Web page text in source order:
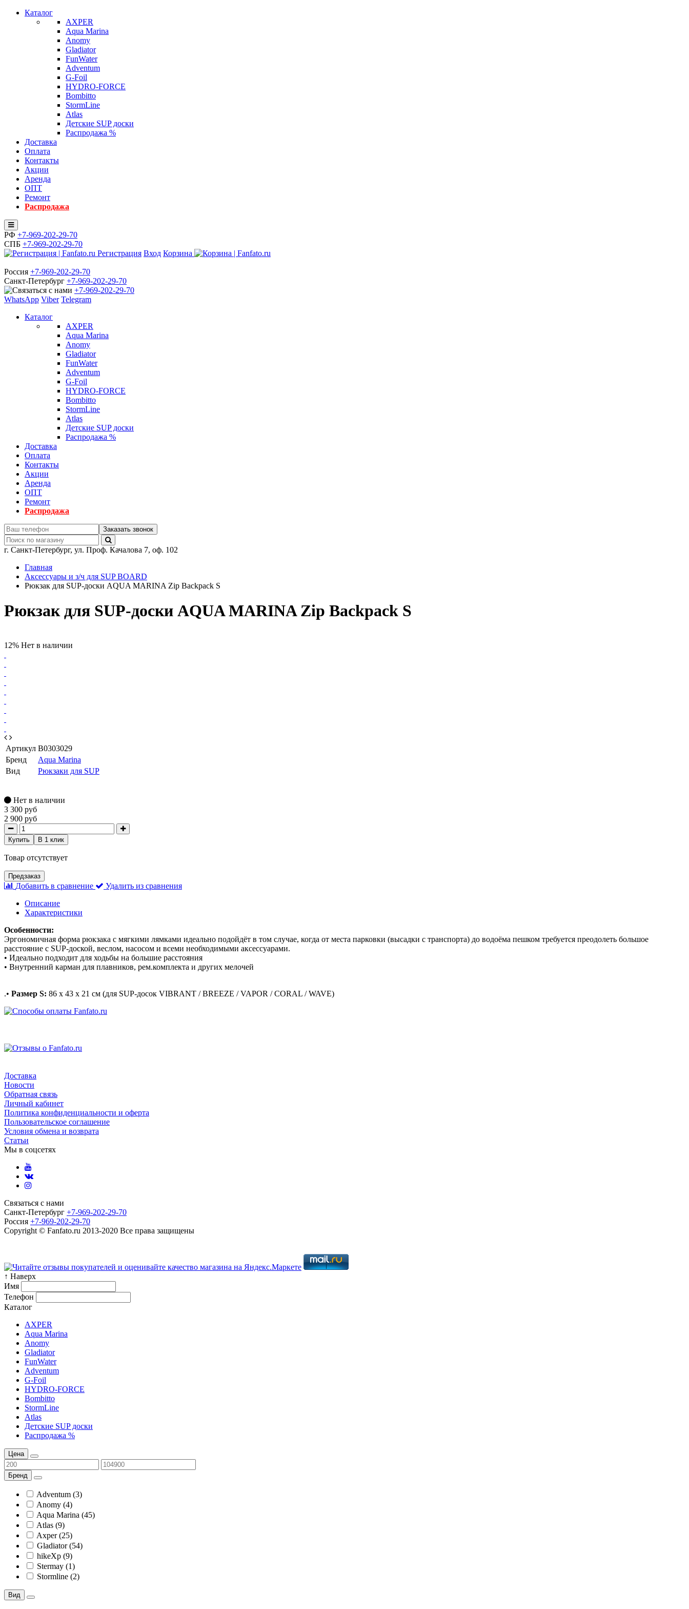
Каталог
AXPER
Aqua Marina
Anomy
Gladiator
FunWater
Adventum
G-Foil
HYDRO-FORCE
Bombitto
StormLine
Atlas
Детские SUP доски
Распродажа %
Доставка
Оплата
Контакты
Акции
Аренда
ОПТ
Ремонт
Распродажа
РФ +7-969-202-29-70
СПБ +7-969-202-29-70
Регистрация Вход Корзина
Россия +7-969-202-29-70
Санкт-Петербург +7-969-202-29-70
+7-969-202-29-70
WhatsApp Viber Telegram
Каталог
AXPER
Aqua Marina
Anomy
Gladiator
FunWater
Adventum
G-Foil
HYDRO-FORCE
Bombitto
StormLine
Atlas
Детские SUP доски
Распродажа %
Доставка
Оплата
Контакты
Акции
Аренда
ОПТ
Ремонт
Распродажа
Заказать звонок
г. Санкт-Петербург, ул. Проф. Качалова 7, оф. 102
Главная
Аксессуары и з/ч для SUP BOARD
Рюкзак для SUP-доски AQUA MARINA Zip Backpack S
Рюкзак для SUP-доски AQUA MARINA Zip Backpack S
12% Нет в наличии
Артикул B0303029
Бренд
Aqua Marina
Вид
Рюкзаки для SUP
Нет в наличии
3 300 руб
2 900 руб
Купить В 1 клик
Товар отсутствует
Предзаказ
Добавить в сравнение
Удалить из сравнения
Описание
Характеристики
Особенности:
Эргономичная форма рюкзака с мягкими лямками идеально подойдёт в том случае, когда от места парковки (высадки с транспорта) до водоёма пешком требуется преодолеть большое
расстояние с SUP-доской, веслом, насосом и всеми необходимыми аксессуарами.
• Идеально подходит для ходьбы на большие расстояния
• Внутренний карман для плавников, рем.комплекта и других мелочей
.• Размер S: 86 x 43 x 21 см (для SUP-досок VIBRANT / BREEZE / VAPOR / CORAL / WAVE)
Доставка
Новости
Обратная связь
Личный кабинет
Политика конфиденциальности и оферта
Пользовательское соглашение
Условия обмена и возврата
Статьи
Мы в соцсетях
Связаться с нами
Санкт-Петербург +7-969-202-29-70
Россия +7-969-202-29-70
Copyright © Fanfato.ru 2013-2020 Все права защищены
↑ Наверх
Имя
Телефон
Каталог
AXPER
Aqua Marina
Anomy
Gladiator
FunWater
Adventum
G-Foil
HYDRO-FORCE
Bombitto
StormLine
Atlas
Детские SUP доски
Распродажа %
Цена
Бренд
Adventum (3)
Anomy (4)
Aqua Marina (45)
Atlas (9)
Axper (25)
Gladiator (54)
hikeXp (9)
Stermay (1)
Stormline (2)
Вид